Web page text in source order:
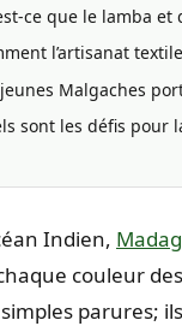
ce que le lamba
l’artisanat
jeunes Malgaches
sont les défis pour
Indien,
couleur des
parures;